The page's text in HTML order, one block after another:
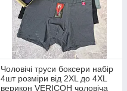
Чоловічі труси боксери набір
4шт розміри від 2XL до 4XL
верикон VERICOH чоловіча